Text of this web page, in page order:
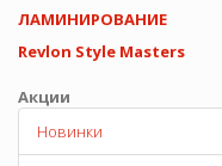
ЛАМИНИРОВАНИЕ
Revlon Style Masters
Акции
Новинки